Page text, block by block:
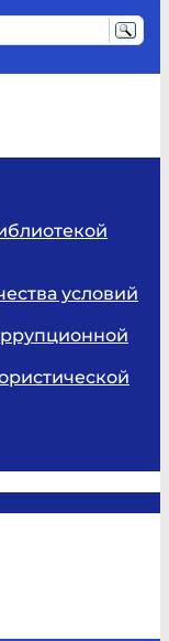
условий